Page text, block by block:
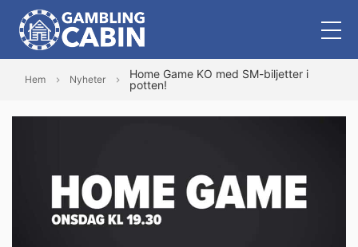
Hem Nyheter
Home Game KO med SM-biljetter i
potten!